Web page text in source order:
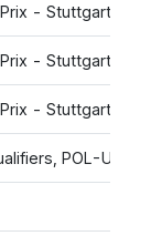
- Stuttgart
- Stuttgart
- Stuttgart
POL-UKR